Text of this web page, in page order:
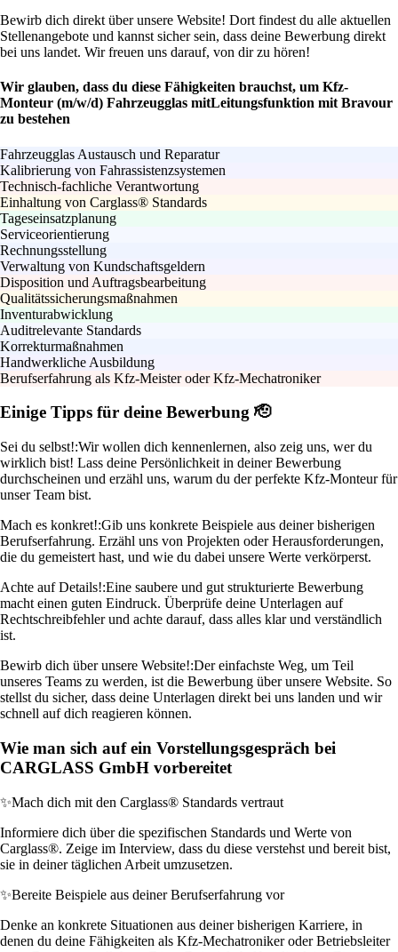
Bewirb dich direkt über unsere Website! Dort findest du alle aktuellen
Stellenangebote und kannst sicher sein, dass deine Bewerbung direkt
bei uns landet. Wir freuen uns darauf, von dir zu hören!
Wir glauben, dass du diese Fähigkeiten brauchst, um Kfz-
Monteur (m/w/d) Fahrzeugglas mitLeitungsfunktion mit Bravour
zu bestehen
Fahrzeugglas Austausch und Reparatur
Kalibrierung von Fahrassistenzsystemen
Technisch-fachliche Verantwortung
Einhaltung von Carglass® Standards
Tageseinsatzplanung
Serviceorientierung
Rechnungsstellung
Verwaltung von Kundschaftsgeldern
Disposition und Auftragsbearbeitung
Qualitätssicherungsmaßnahmen
Inventurabwicklung
Auditrelevante Standards
Korrekturmaßnahmen
Handwerkliche Ausbildung
Berufserfahrung als Kfz-Meister oder Kfz-Mechatroniker
Einige Tipps für deine Bewerbung 🫡
Sei du selbst!:Wir wollen dich kennenlernen, also zeig uns, wer du
wirklich bist! Lass deine Persönlichkeit in deiner Bewerbung
durchscheinen und erzähl uns, warum du der perfekte Kfz-Monteur für
unser Team bist.
Mach es konkret!:Gib uns konkrete Beispiele aus deiner bisherigen
Berufserfahrung. Erzähl uns von Projekten oder Herausforderungen,
die du gemeistert hast, und wie du dabei unsere Werte verkörperst.
Achte auf Details!:Eine saubere und gut strukturierte Bewerbung
macht einen guten Eindruck. Überprüfe deine Unterlagen auf
Rechtschreibfehler und achte darauf, dass alles klar und verständlich
ist.
Bewirb dich über unsere Website!:Der einfachste Weg, um Teil
unseres Teams zu werden, ist die Bewerbung über unsere Website. So
stellst du sicher, dass deine Unterlagen direkt bei uns landen und wir
schnell auf dich reagieren können.
Wie man sich auf ein Vorstellungsgespräch bei
CARGLASS GmbH vorbereitet
✨Mach dich mit den Carglass® Standards vertraut
Informiere dich über die spezifischen Standards und Werte von
Carglass®. Zeige im Interview, dass du diese verstehst und bereit bist,
sie in deiner täglichen Arbeit umzusetzen.
✨Bereite Beispiele aus deiner Berufserfahrung vor
Denke an konkrete Situationen aus deiner bisherigen Karriere, in
denen du deine Fähigkeiten als Kfz-Mechatroniker oder Betriebsleiter